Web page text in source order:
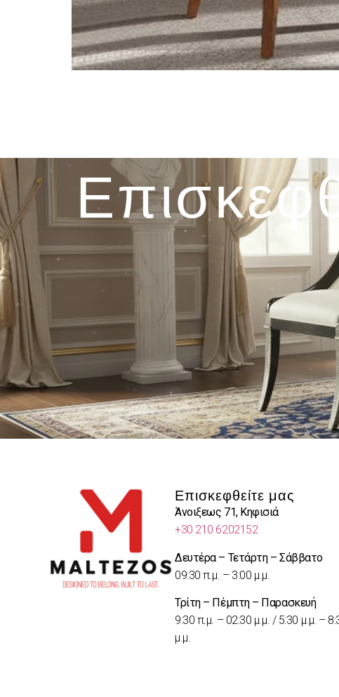
Επισκεφθείτε μας
Άνοιξεως 71, Κηφισιά
+30 210 6202152
Δευτέρα – Τετάρτη – Σάββατο
09:30 π.μ. – 3:00 μ.μ.
Τρίτη – Πέμπτη – Παρασκευή
9:30 π.μ. – 02:30 μ.μ. / 5:30 μ.μ. –
μ.μ.